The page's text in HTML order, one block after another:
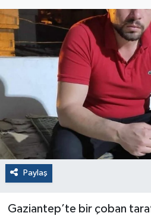
Paylaş
Gaziantep’te bir çoban